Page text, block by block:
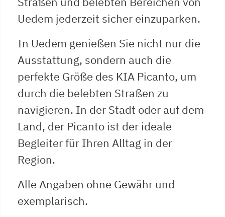
Uedem jederzeit sicher einzuparken.
In Uedem genießen Sie nicht nur die
Ausstattung, sondern auch die
perfekte Größe des KIA Picanto, um
durch die belebten Straßen zu
navigieren. In der Stadt oder auf dem
Land, der Picanto ist der ideale
Begleiter für Ihren Alltag in der
Region.
Alle Angaben ohne Gewähr und
exemplarisch.